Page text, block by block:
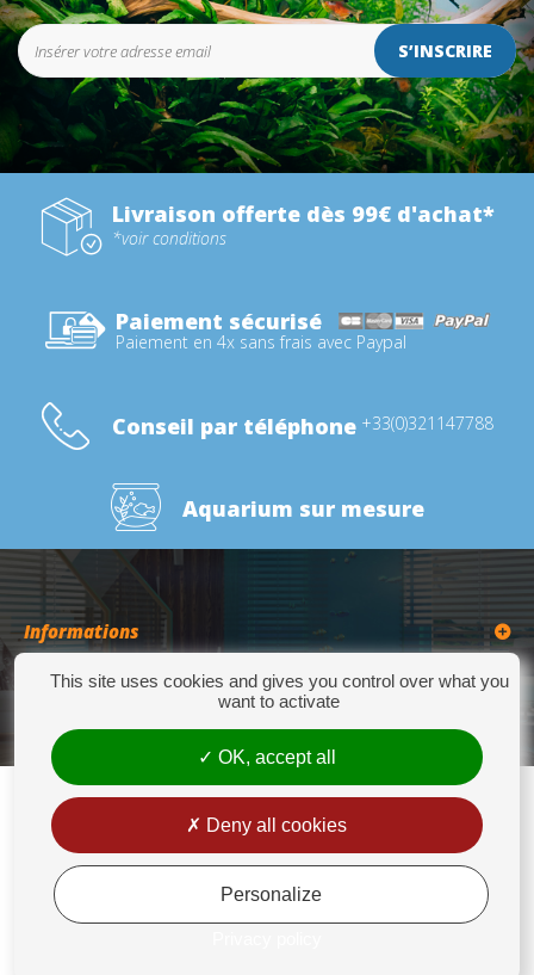
S’INSCRIRE
Livraison offerte dès 99€ d'achat*
*voir conditions
Paiement sécurisé
Paiement en 4x sans frais avec Paypal
Conseil par téléphone +33(0)321147788
Aquarium sur mesure
Informations
Catégories
276 Quater Route de la Bassée - 62300 LENS - Tél : +33(0)3 21 14 77 88 - Fax:
+33(0)3 21 14 77 89 - europrix@wanadoo.fr
Mentions légales
This site uses cookies and gives you control over what you
want to activate
OK, accept all
Deny all cookies
Personalize